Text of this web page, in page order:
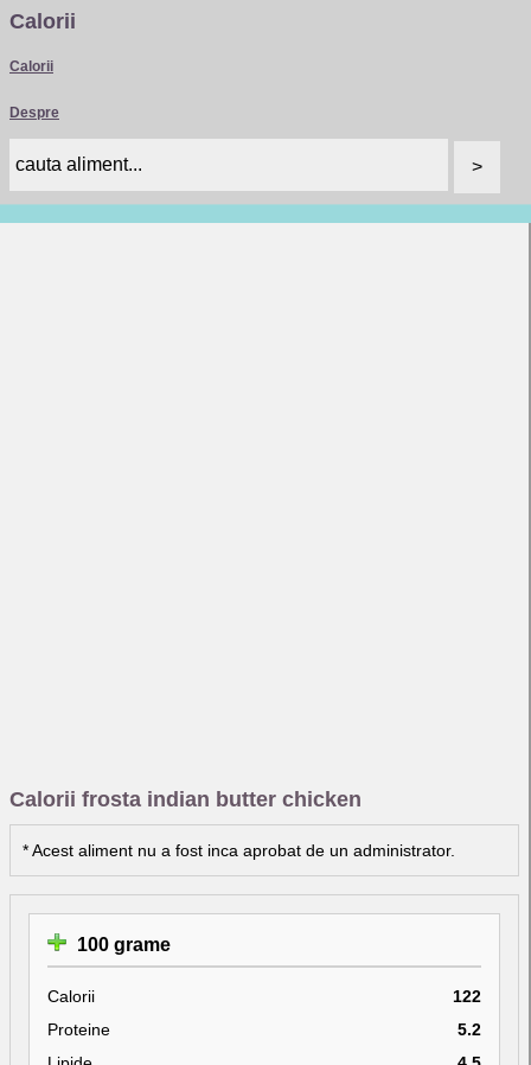
Calorii
Calorii
Despre
Calorii frosta indian butter chicken
* Acest aliment nu a fost inca aprobat de un administrator.
100 grame
Calorii
122
Proteine
5.2